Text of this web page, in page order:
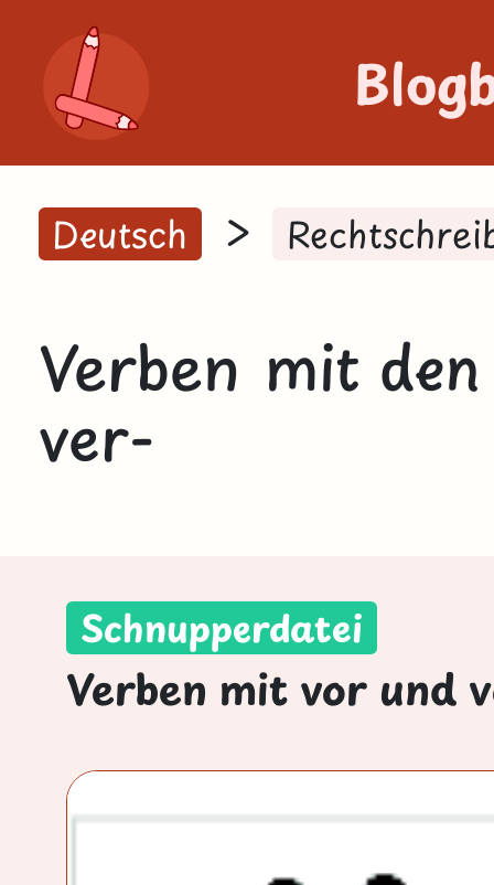
Deutsch >
Verben mit
ver-
Schnupperdatei
Verben mit vor und